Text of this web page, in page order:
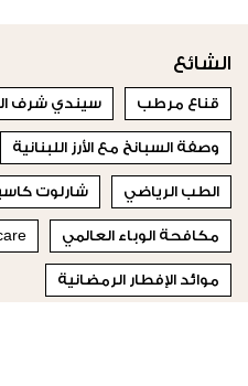
الشائع
قناع مرطب سيندي شرف
وصفة السبانخ مع الأرز اللبنانية
الطب الرياضي شارلوت
مكافحة الوباء العالمي
موائد الإفطار الرمضانية